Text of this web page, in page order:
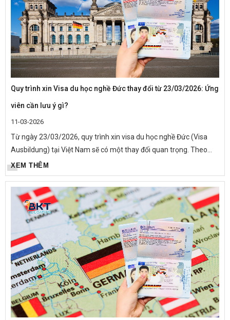
Quy trình xin Visa du học nghề Đức thay đổi từ 23/03/2026: Ứng
viên cần lưu ý gì?
11-03-2026
Từ ngày 23/03/2026, quy trình xin visa du học nghề Đức (Visa
Ausbildung) tại Việt Nam sẽ có một thay đổi quan trọng. Theo
thông báo mới từ Đại sứ quán Đức tại Việt Nam, tất cả ứng viên
nộp...
XEM THÊM